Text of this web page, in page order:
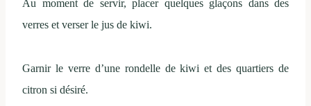
Au moment de servir, placer quelques glaçons dans des
verres et verser le jus de kiwi.
Garnir le verre d’une rondelle de kiwi et des quartiers de
citron si désiré.